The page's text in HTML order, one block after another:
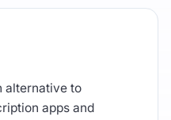
alternative to
apps and